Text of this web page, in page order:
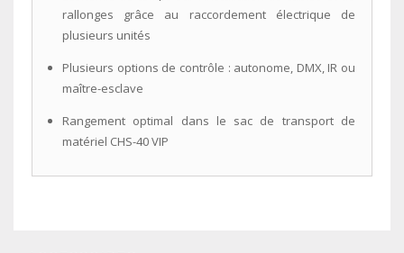
rallonges grâce au raccordement électrique de
plusieurs unités
Plusieurs options de contrôle : autonome, DMX, IR ou
maître-esclave
Rangement optimal dans le sac de transport de
matériel CHS-40 VIP